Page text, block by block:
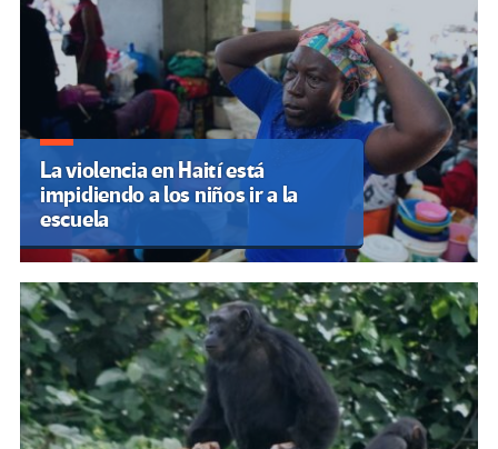
La violencia en Haití está
impidiendo a los niños ir a la
escuela